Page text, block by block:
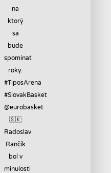
🇸🇰
Radoslav
Rančík
bol v
minulosti